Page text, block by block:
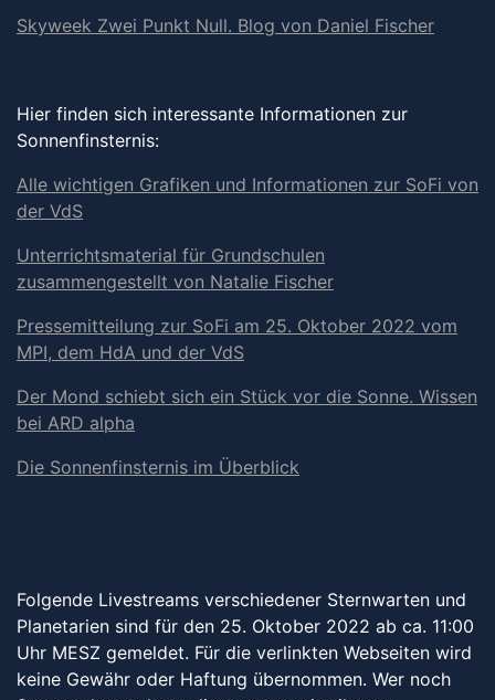
Skyweek Zwei Punkt Null. Blog von Daniel Fischer
Hier finden sich interessante Informationen zur
Sonnenfinsternis:
Alle wichtigen Grafiken und Informationen zur SoFi von
der VdS
Unterrichtsmaterial für Grundschulen
zusammengestellt von Natalie Fischer
Pressemitteilung zur SoFi am 25. Oktober 2022 vom
MPI, dem HdA und der VdS
Der Mond schiebt sich ein Stück vor die Sonne. Wissen
bei ARD alpha
Die Sonnenfinsternis im Überblick
Folgende Livestreams verschiedener Sternwarten und
Planetarien sind für den 25. Oktober 2022 ab ca. 11:00
Uhr MESZ gemeldet. Für die verlinkten Webseiten wird
keine Gewähr oder Haftung übernommen. Wer noch